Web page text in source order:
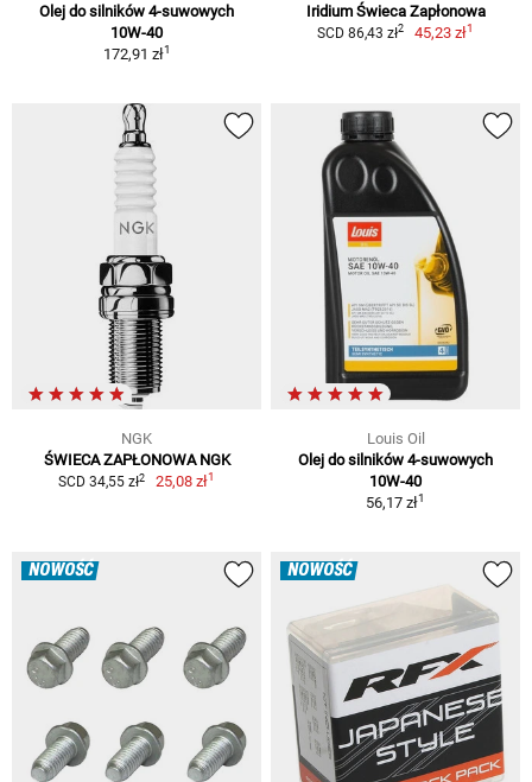
Olej do silników 4-suwowych
10W-40
172,91 zł1
Iridium Świeca Zapłonowa
SCD 86,43 zł2 45,23 zł1
NGK
ŚWIECA ZAPŁONOWA NGK
SCD 34,55 zł2 25,08 zł1
Louis Oil
Olej do silników 4-suwowych
10W-40
56,17 zł1
NOWOŚĆ NOWOŚĆ